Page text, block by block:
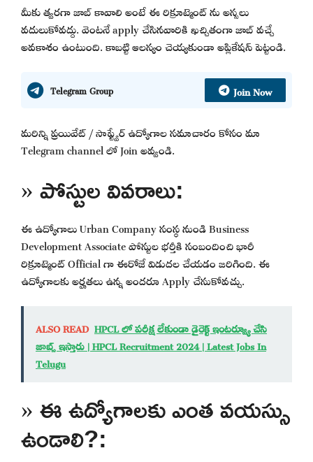
మీకు త్వరగా జాబ్ కావాలి అంటే ఈ రిక్రూట్మెంట్ ను అస్సలు
వదులుకోవద్దు. వెంటనే apply చేసినవారికి ఖచ్చితంగా జాబ్ వచ్చే
అవకాశం ఉంటుంది. కాబట్టి ఆలస్యం చెయ్యకుండా అప్లికేషన్ పెట్టండి.
Telegram Group Join Now
మరిన్ని ప్రయివేట్ / సాఫ్ట్వేర్ ఉద్యోగాల సమాచారం కోసం మా
Telegram channel లో Join అవ్వండి.
» పోస్టుల వివరాలు:
ఈ ఉద్యోగాలు Urban Company సంస్థ నుండి Business
Development Associate పోస్టుల భర్తీకి సంబందించి భారీ
రిక్రూట్మెంట్ Official గా ఈరోజే విడుదల చేయడం జరిగింది. ఈ
ఉద్యోగాలకు అర్హతలు ఉన్న అందరూ Apply చేసుకోవచ్చు.
ALSO READ HPCL లో పరీక్ష లేకుండా డైరెక్ట్ ఇంటర్వ్యూ చేసి
జాబ్స్ ఇస్తారు | HPCL Recruitment 2024 | Latest Jobs In
Telugu
» ఈ ఉద్యోగాలకు ఎంత వయస్సు
ఉండాలి?: